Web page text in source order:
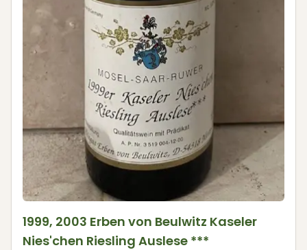
1999, 2003 Erben von Beulwitz Kaseler
Nies'chen Riesling Auslese ***